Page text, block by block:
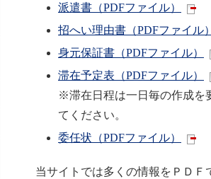
派遣書（PDFファイル）
招へい理由書（PDFファイル）
身元保証書（PDFファイル）
滞在予定表（PDFファイル）
※滞在日程は一日毎の作成を
てください。
委任状（PDFファイル）
当サイトでは多くの情報をＰＤＦ